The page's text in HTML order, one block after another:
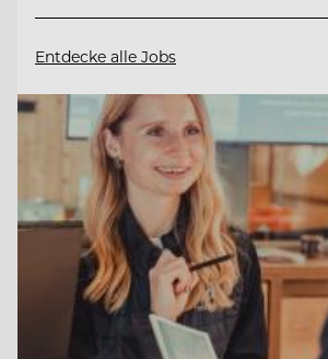
Entdecke alle Jobs